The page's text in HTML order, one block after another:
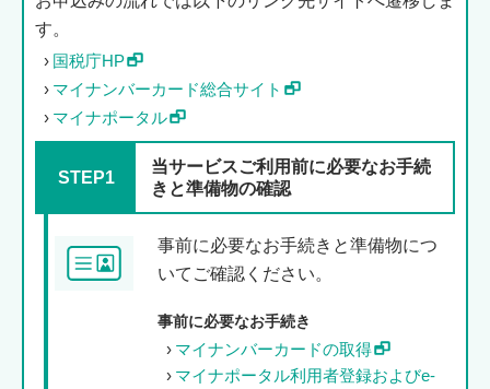
す。
国税庁HP
マイナンバーカード総合サイト
マイナポータル
STEP1
当サービスご利用前に必要なお手続
きと準備物の確認
事前に必要なお手続きと準備物につ
いてご確認ください。
事前に必要なお手続き
マイナンバーカードの取得
マイナポータル利用者登録およびe-